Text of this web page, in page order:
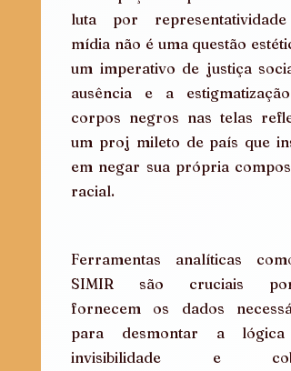
luta por representatividade
mídia não é uma questão
um imperativo de justiça
ausência e a estigmatização
corpos negros nas telas
um proj mileto de país que
em negar sua própria
racial.
Ferramentas analíticas
SIMIR são cruciais
fornecem os dados
para desmontar a lógica
invisibilidade e